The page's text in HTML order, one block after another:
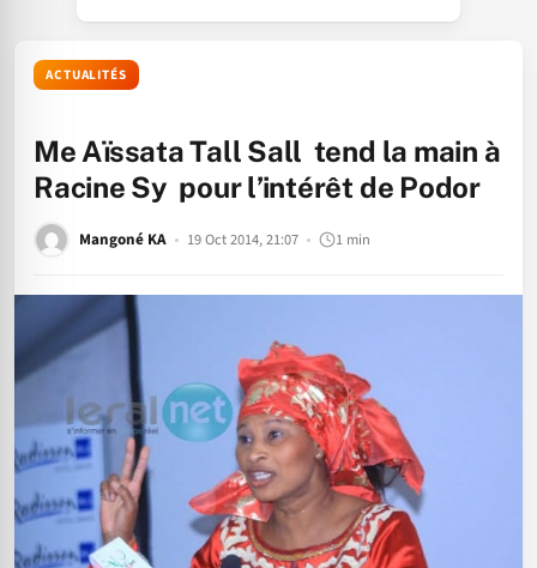
ACTUALITÉS
Me Aïssata Tall Sall tend la main à
Racine Sy pour l’intérêt de Podor
Mangoné KA 19 Oct 2014, 21:07 1 min